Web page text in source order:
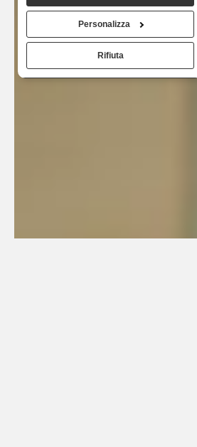
utilizzo dei loro servizi.
Personalizza
Rifiuta